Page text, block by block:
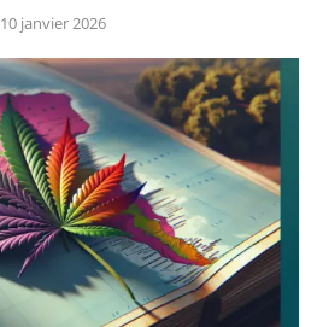
10 janvier 2026